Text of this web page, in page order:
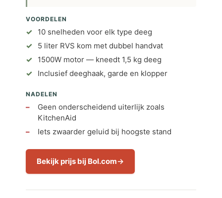
VOORDELEN
10 snelheden voor elk type deeg
5 liter RVS kom met dubbel handvat
1500W motor — kneedt 1,5 kg deeg
Inclusief deeghaak, garde en klopper
NADELEN
Geen onderscheidend uiterlijk zoals
KitchenAid
Iets zwaarder geluid bij hoogste stand
Bekijk prijs bij Bol.com